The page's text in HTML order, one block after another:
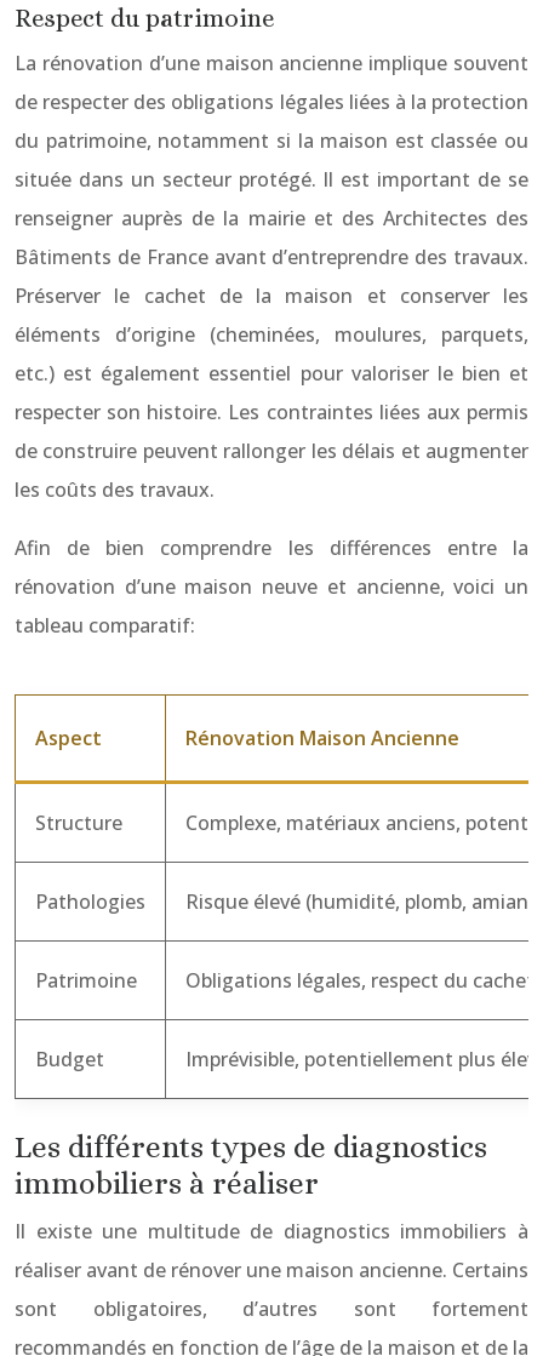
Respect du patrimoine
La rénovation d’une maison ancienne implique souvent
de respecter des obligations légales liées à la protection
du patrimoine, notamment si la maison est classée ou
située dans un secteur protégé. Il est important de se
renseigner auprès de la mairie et des Architectes des
Bâtiments de France avant d’entreprendre des travaux.
Préserver le cachet de la maison et conserver les
éléments d’origine (cheminées, moulures, parquets,
etc.) est également essentiel pour valoriser le bien et
respecter son histoire. Les contraintes liées aux permis
de construire peuvent rallonger les délais et augmenter
les coûts des travaux.
Afin de bien comprendre les différences entre la
rénovation d’une maison neuve et ancienne, voici un
tableau comparatif:
Aspect Rénovation Maison Ancienne
Structure Complexe, matériaux anciens,
Pathologies Risque élevé (humidité, plomb,
Patrimoine Obligations légales, respect du cachet
Budget Imprévisible, potentiellement plus
Les différents types de diagnostics
immobiliers à réaliser
Il existe une multitude de diagnostics immobiliers à
réaliser avant de rénover une maison ancienne. Certains
sont obligatoires, d’autres sont fortement
recommandés en fonction de l’âge de la maison et de la